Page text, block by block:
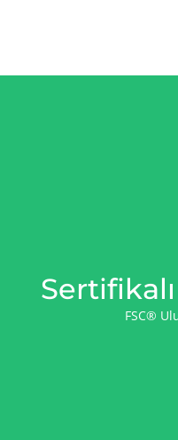
FSC®